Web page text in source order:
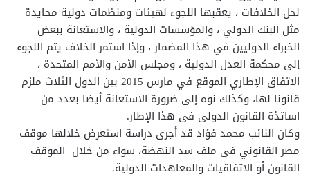
لحل الخلافات ، يعقبها اللجوء لهيئات ومنظمات دولية محايدة
مثل البنك الدولي ، والمؤسسات الدولية ، والاستعانة ببعض
الخبراء الدوليين في هذا المضمار ، وإذا استمر الخلاف يتم اللجوء
إلى محكمة العدل الدولية ، ومجلس الأمن والأمم المتحدة ،
الاتفاق الإطاري الموقع في مارس 2015 بین الدول الثلاث ملزم
قانونا لها، وكذلك نوه إلى ضرورة الاستعانة أيضا بعدد من
اساتذة القانون الدولى فى هذا الإطار.
وكان النائب محمد فؤاد قد أجرى دراسة استعرض خلالها موقف
مصر القانوني فى ملف سد النهضة، سواء من خلال الموقف
القانون أو الاتفاقيات والمعاهدات الدولية.